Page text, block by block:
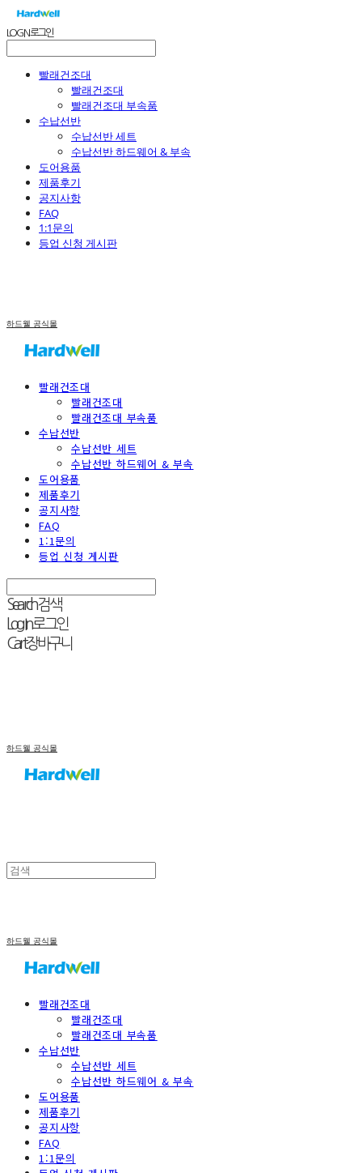
LOG IN로그인
빨래건조대
빨래건조대
빨래건조대 부속품
수납선반
수납선반 세트
수납선반 하드웨어 & 부속
도어용품
제품후기
공지사항
FAQ
1:1문의
등업 신청 게시판
하드웰 공식몰
빨래건조대
빨래건조대
빨래건조대 부속품
수납선반
수납선반 세트
수납선반 하드웨어 & 부속
도어용품
제품후기
공지사항
FAQ
1:1문의
등업 신청 게시판
Search검색
Log In로그인
Cart장바구니
하드웰 공식몰
하드웰 공식몰
빨래건조대
빨래건조대
빨래건조대 부속품
수납선반
수납선반 세트
수납선반 하드웨어 & 부속
도어용품
제품후기
공지사항
FAQ
1:1문의